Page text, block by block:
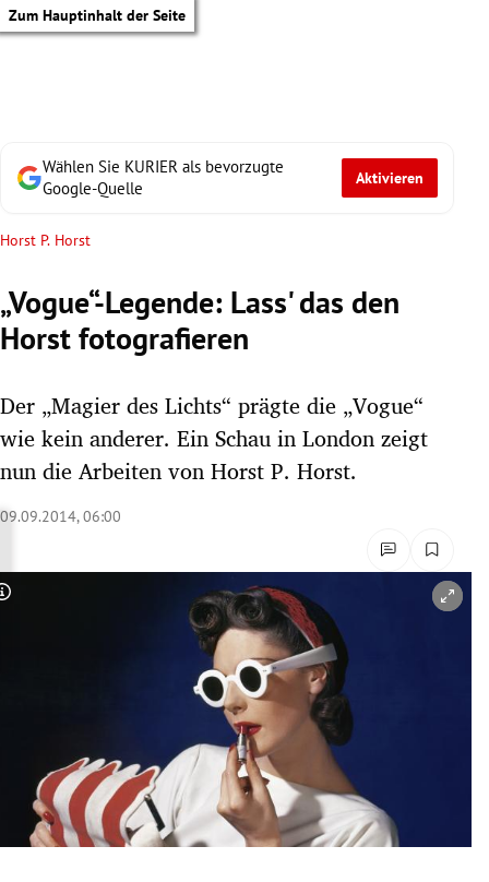
Zum Hauptinhalt der Seite
Untermenü
Untermenü
Untermenü
Untermenü
Wählen Sie KURIER als bevorzugte
Google-Quelle
Aktivieren
Horst P. Horst
„Vogue“-Legende: Lass' das den
Horst fotografieren
Der „Magier des Lichts“ prägte die „Vogue“
wie kein anderer. Ein Schau in London zeigt
nun die Arbeiten von Horst P. Horst.
09.09.2014, 06:00
Copyright-Hinweis öffnen/schließen